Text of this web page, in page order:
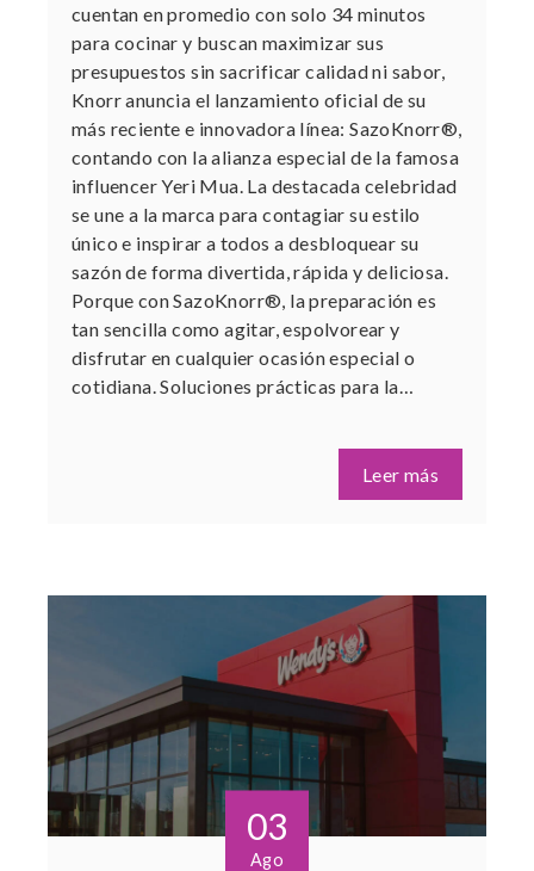
cuentan en promedio con solo 34 minutos
para cocinar y buscan maximizar sus
presupuestos sin sacrificar calidad ni sabor,
Knorr anuncia el lanzamiento oficial de su
más reciente e innovadora línea: SazoKnorr®,
contando con la alianza especial de la famosa
influencer Yeri Mua. La destacada celebridad
se une a la marca para contagiar su estilo
único e inspirar a todos a desbloquear su
sazón de forma divertida, rápida y deliciosa.
Porque con SazoKnorr®, la preparación es
tan sencilla como agitar, espolvorear y
disfrutar en cualquier ocasión especial o
cotidiana. Soluciones prácticas para la…
Leer más
03
Ago